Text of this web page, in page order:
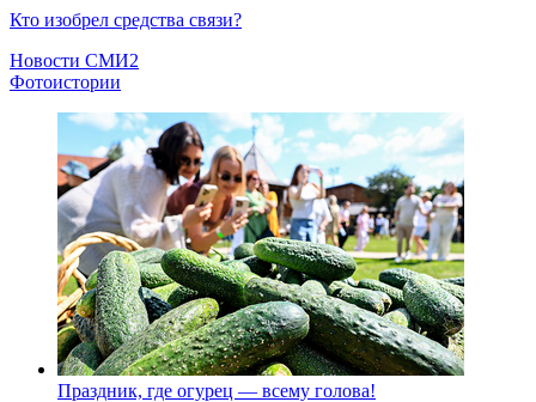
Кто изобрел средства связи?
Новости СМИ2
Фотоистории
Праздник, где огурец — всему голова!